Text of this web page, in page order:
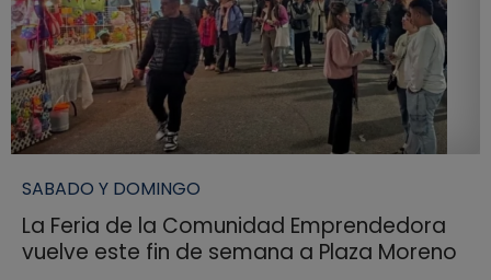
SABADO Y DOMINGO
La Feria de la Comunidad Emprendedora
vuelve este fin de semana a Plaza Moreno